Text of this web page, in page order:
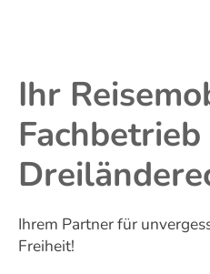
Ihr
Fachbetrieb
Ihrem Partner für
Freiheit!